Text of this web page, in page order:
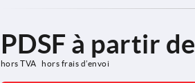
PDSF à partir de
hors TVA hors frais d’envoi